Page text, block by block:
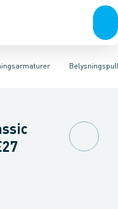
Tilbehør til
Armaturer for vej og